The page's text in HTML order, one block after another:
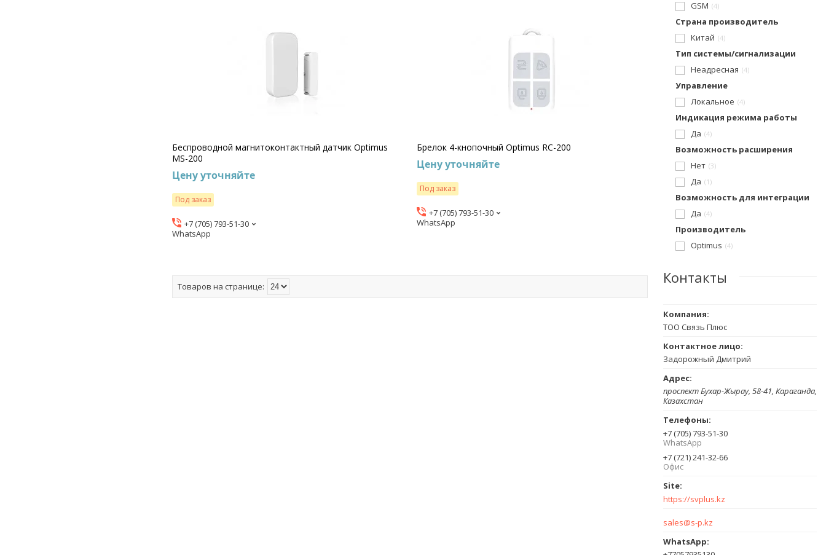
Беспроводной магнитоконтактный датчик Optimus
MS-200
Цену уточняйте
Под заказ
+7 (705) 793-51-30
WhatsApp
Брелок 4-кнопочный Optimus RC-200
Цену уточняйте
Под заказ
+7 (705) 793-51-30
WhatsApp
GSM 4
Страна производитель
Китай 4
Тип системы/сигнализации
Неадресная 4
Управление
Локальное 4
Индикация режима работы
Да 4
Возможность расширения
Нет 3
Да 1
Возможность для интеграции
Да 4
Производитель
Optimus 4
Контакты
ТОО Связь Плюс
Задорожный Дмитрий
проспект Бухар-Жырау, 58-41, Караганда,
Казахстан
+7 (705) 793-51-30
WhatsApp
+7 (721) 241-32-66
Офис
https://svplus.kz
sales@s-p.kz